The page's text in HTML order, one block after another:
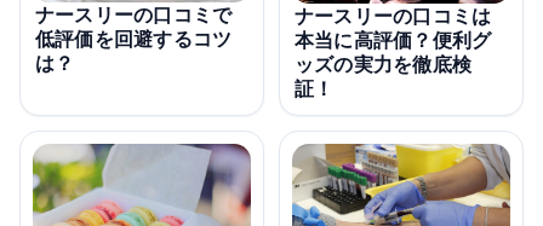
ナースリーの口コミで
低評価を回避するコツ
は？
ナースリーの口コミは
本当に高評価？便利グ
ッズの実力を徹底検
証！